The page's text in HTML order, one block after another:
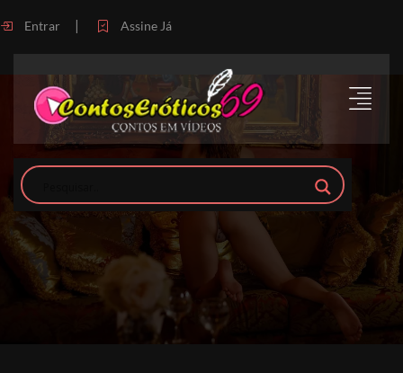
Entrar | Assine Já